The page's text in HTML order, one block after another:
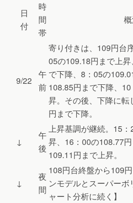
日
付
時
間
帯
9/22
午
前
寄り付きは、109円台
05の109.18円まで上
で下降、8：05の
108.85円まで下降、
昇。その後、下降に
円まで下降。
↓
午
後
上昇基調が継続。15
昇、16：00の108.77
109.11円まで上昇。
↓
夜
間
108円台終盤から109
ンモデルとスーパー
ャート分析に続く】